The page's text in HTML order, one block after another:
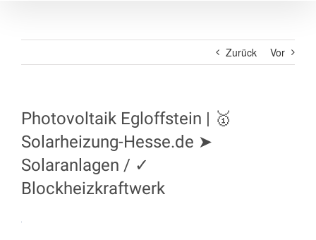
Zurück Vor
Photovoltaik Egloffstein | 🥇
Solarheizung-Hesse.de ➤
Solaranlagen / ✓
Blockheizkraftwerk